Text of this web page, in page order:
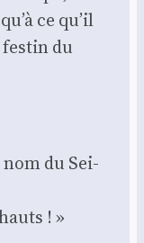
ce qu’il
du
nom du Sei­
! »